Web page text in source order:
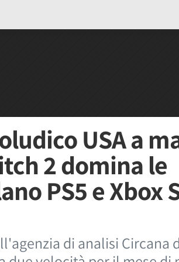
USA a
2 domina le
PS5 e Xbox
di analisi Circana